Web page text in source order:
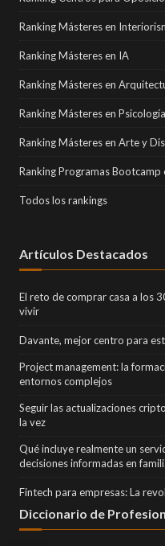
Ranking Másteres en
Ranking Másteres en IA
Ranking Másteres en
Ranking Másteres en Psicología
Ranking Másteres en Arte y
Ranking Programas Bootcamp
Todos los rankings
Artículos Destacados
El reto de comprar casa a los
vivir
Davante, mejor centro para
Project management: la
entornos complejos
Seguir las actualizaciones
la vez
Qué incluye realmente un
decisiones informadas en
Fintech para empresas: La
Diccionario de